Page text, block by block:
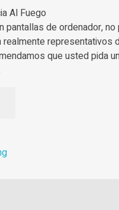
Al Fuego
pantallas de ordenador,
representativos
que usted pida